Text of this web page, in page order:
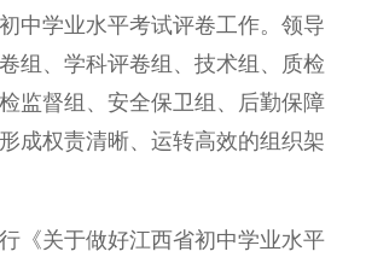
中学业水平考试评卷工作。领导
组、学科评卷组、技术组、质检
监督组、安全保卫组、后勤保障
成权责清晰、运转高效的组织架
《关于做好江西省初中学业水平